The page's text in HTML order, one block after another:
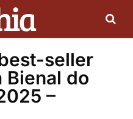
seller
Bienal do
–